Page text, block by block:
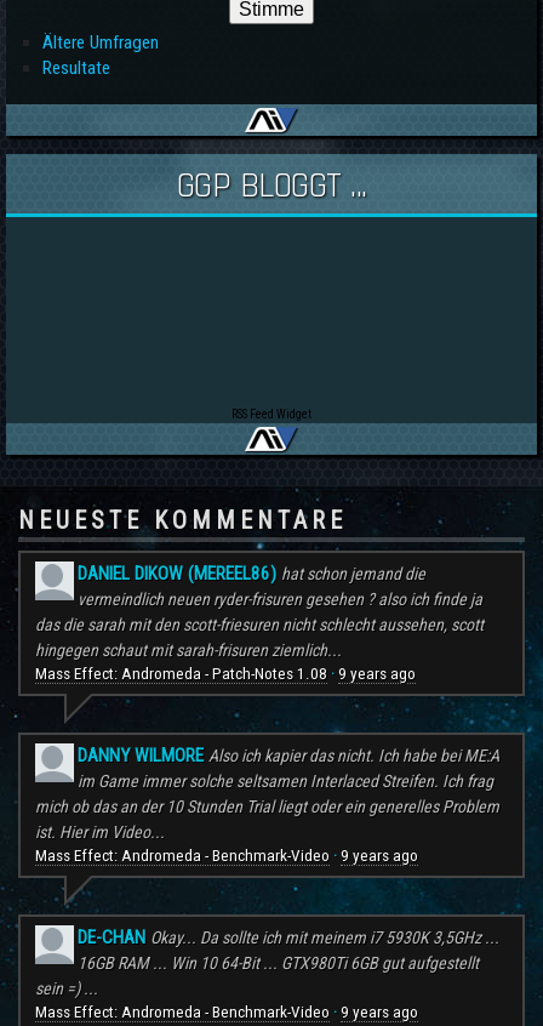
Ältere Umfragen
Resultate
GGP BLOGGT ...
RSS Feed Widget
NEUESTE KOMMENTARE
DANIEL DIKOW (MEREEL86) hat schon jemand die
vermeindlich neuen ryder-frisuren gesehen ? also ich finde ja
das die sarah mit den scott-friesuren nicht schlecht aussehen, scott
hingegen schaut mit sarah-frisuren ziemlich...
Mass Effect: Andromeda - Patch-Notes 1.08 · 9 years ago
DANNY WILMORE Also ich kapier das nicht. Ich habe bei ME:A
im Game immer solche seltsamen Interlaced Streifen. Ich frag
mich ob das an der 10 Stunden Trial liegt oder ein generelles Problem
ist. Hier im Video...
Mass Effect: Andromeda - Benchmark-Video · 9 years ago
DE-CHAN Okay... Da sollte ich mit meinem i7 5930K 3,5GHz ...
16GB RAM ... Win 10 64-Bit ... GTX980Ti 6GB gut aufgestellt
sein =) ...
Mass Effect: Andromeda - Benchmark-Video · 9 years ago